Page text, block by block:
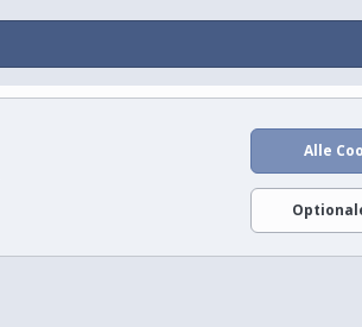
Alle